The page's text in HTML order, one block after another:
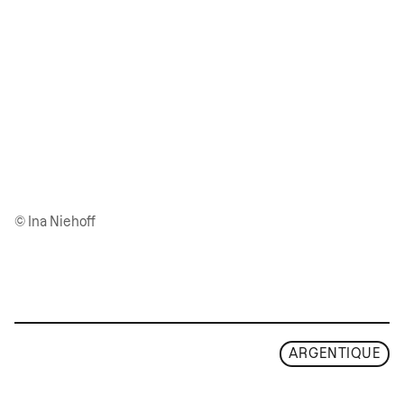
© Ina Niehoff
ARGENTIQUE